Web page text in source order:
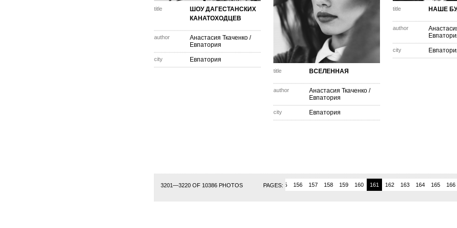
title
ШОУ ДАГЕСТАНСКИХ
КАНАТОХОДЦЕВ
author Анастасия Ткаченко /
Евпатория
city Евпатория
title ВСЕЛЕННАЯ
author Анастасия Ткаченко /
Евпатория
city Евпатория
title НАШЕ
author
city
3201—3220 OF 10386 PHOTOS PAGES:
147 148 149 150 151 152 154 155 156 157 158 159 160 161 162 163 164 165 166